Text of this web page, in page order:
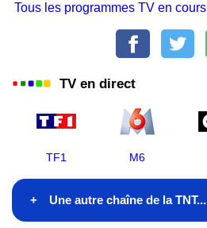
Tous les programmes TV en cours
TV en direct
TF1 M6
Une autre chaîne de la TNT...